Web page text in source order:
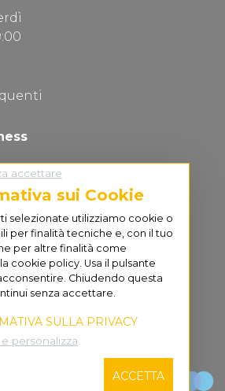
accettare
sui Cookie
selezionate utilizziamo cookie o
per finalità tecniche e, con il tuo
per altre finalità come
cookie policy. Usa il pulsante
Chiudendo questa
senza accettare.
SULLA PRIVACY
personalizza
ACCETTA